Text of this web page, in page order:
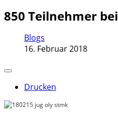
850 Teilnehmer
Blogs
16. Februar 2018
Drucken